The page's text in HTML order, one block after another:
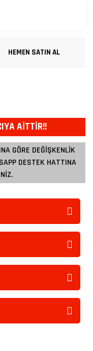
HEMEN SATIN AL
AİTTİR!!
GÖRE DEĞİŞKENLİK
DESTEK HATTINA